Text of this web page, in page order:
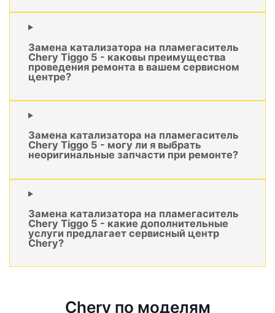
Замена катализатора на пламегаситель
Chery Tiggo 5 - каковы преимущества
проведения ремонта в вашем сервисном
центре?
Замена катализатора на пламегаситель
Chery Tiggo 5 - могу ли я выбрать
неоригинальные запчасти при ремонте?
Замена катализатора на пламегаситель
Chery Tiggo 5 - какие дополнительные
услуги предлагает сервисный центр
Chery?
Chery по моделям